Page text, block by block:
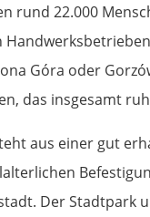
rund 22.000
Góra oder
das insgesamt
aus einer gut
Der Stadtpark